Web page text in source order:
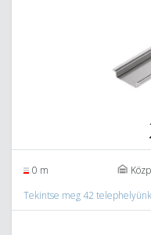
0 m
Tekintse meg 42